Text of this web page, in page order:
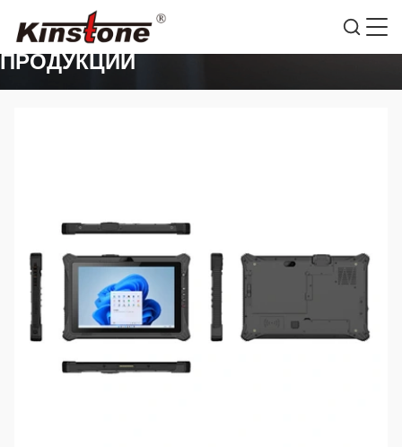
ПОДРОБНАЯ ИНФОРМАЦИЯ О
ПРОДУКЦИИ